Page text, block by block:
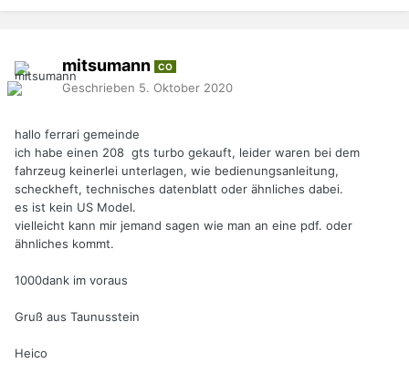
mitsumann CO
Geschrieben 5. Oktober 2020
hallo ferrari gemeinde
ich habe einen 208 gts turbo gekauft, leider waren bei dem
fahrzeug keinerlei unterlagen, wie bedienungsanleitung,
scheckheft, technisches datenblatt oder ähnliches dabei.
es ist kein US Model.
vielleicht kann mir jemand sagen wie man an eine pdf. oder
ähnliches kommt.
1000dank im voraus
Gruß aus Taunusstein
Heico